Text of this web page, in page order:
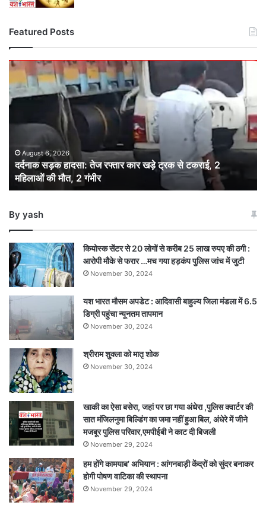
Featured Posts
दर्दनाक
हादसा:
तेज
कार
ट्रक
टकराई,
2
की
गंभीर
August 6, 2026
दर्दनाक सड़क हादसा: तेज रफ्तार कार खड़े ट्रक से टकराई, 2
महिलाओं की मौत, 2 गंभीर
By yash
कियोस्क सेंटर से 20 लोगों से करीब 25 लाख रुपए की ठगी :
आरोपी मौके से फरार …मच गया हड़कंप पुलिस जांच में जुटी
November 30, 2024
यश भारत मौसम अपडेट : आदिवासी बाहुल्य जिला मंडला में 6.5
डिग्री पहुंचा न्यूनतम तापमान
November 30, 2024
श्रीराम शुक्ला को मातृ शोक
November 30, 2024
खाकी का ऐसा बसेरा, जहां पर छा गया अंधेरा ,पुलिस क्वार्टर की
सात मंजिलनुमा बिल्डिंग का जमा नहीं हुआ बिल, अंधेरे में जीने
मजबूर पुलिस परिवार,एमपीईबी ने काट दी बिजली
November 29, 2024
हम होंगे कामयाब’ अभियान : आंगनबाड़ी केंद्रों को सुंदर बनाकर
होगी पोषण वाटिका की स्थापना
November 29, 2024